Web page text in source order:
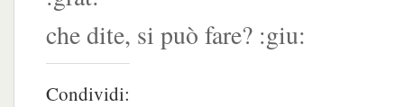
che dite, si può fare? :giu:
Condividi: